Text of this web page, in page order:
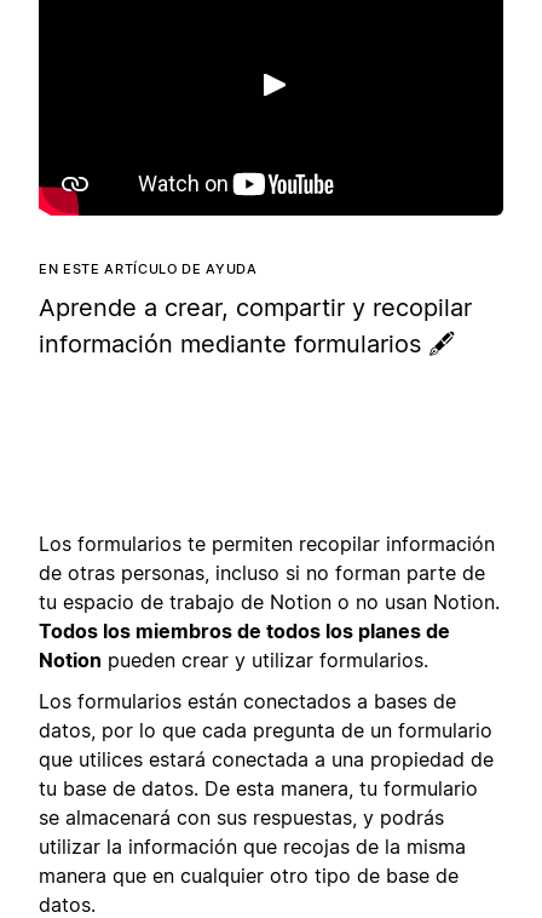
Reproducir
EN ESTE ARTÍCULO DE AYUDA
Aprende a crear, compartir y recopilar
información mediante formularios 🖋️
Los formularios te permiten recopilar información
de otras personas, incluso si no forman parte de
tu espacio de trabajo de Notion o no usan Notion.
Todos los miembros de todos los planes de
Notion pueden crear y utilizar formularios.
Los formularios están conectados a bases de
datos, por lo que cada pregunta de un formulario
que utilices estará conectada a una propiedad de
tu base de datos. De esta manera, tu formulario
se almacenará con sus respuestas, y podrás
utilizar la información que recojas de la misma
manera que en cualquier otro tipo de base de
datos.